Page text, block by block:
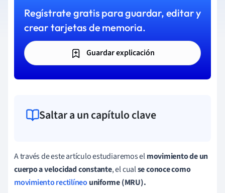
Regístrate gratis para guardar, editar y
crear tarjetas de memoria.
Guardar explicación
Saltar a un capítulo clave
A través de este artículo estudiaremos elmovimiento de un
cuerpo a velocidad constante, el cualse conoce como
movimiento rectilíneo uniforme (MRU).